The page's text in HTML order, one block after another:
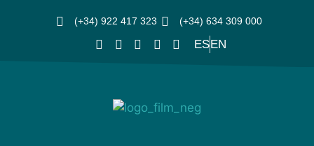
(+34) 922 417 323 (+34) 634 309 000
ESEN